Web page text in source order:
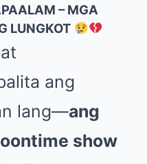
– MGA
LUNGKOT
ang
lang—ang
show